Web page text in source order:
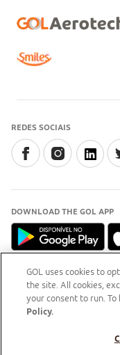
REDES SOCIAIS
DOWNLOAD THE GOL APP
INFORMAÇÃO
Para
GOL uses cookies to
the site. All cookies,
your consent to run. To
Policy.